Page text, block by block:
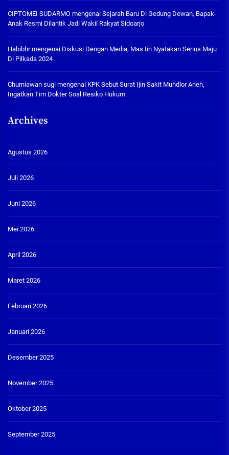
CIPTOMEI SUDARMO mengenai Sejarah Baru Di Gedung Dewan, Bapak-
Anak Resmi Dilantik Jadi Wakil Rakyat Sidoarjo
Habibhrmengenai Diskusi Dengan Media, Mas Iin Nyatakan Serius Maju
Di Pilkada 2024
Churniawan sugi mengenai KPK Sebut Surat Ijin Sakit Muhdlor Aneh,
Ingatkan Tim Dokter Soal Resiko Hukum
Archives
Agustus 2026
Juli 2026
Juni 2026
Mei 2026
April 2026
Maret 2026
Februari 2026
Januari 2026
Desember 2025
November 2025
Oktober 2025
September 2025